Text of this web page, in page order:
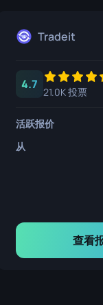
Tradeit
4.7
21.0K 投票
活跃报价
从
查看